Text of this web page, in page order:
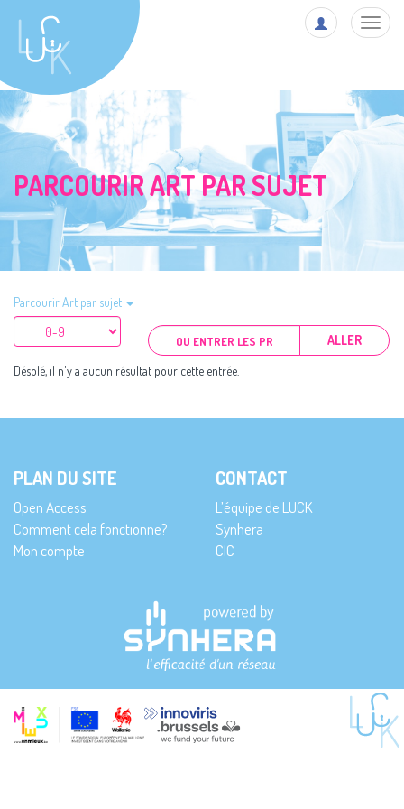
PARCOURIR ART PAR SUJET
Parcourir Art par sujet
ALLER
Désolé, il n'y a aucun résultat pour cette entrée.
PLAN DU SITE
Open Access
Comment cela fonctionne?
Mon compte
CONTACT
L’équipe de LUCK
Synhera
CIC